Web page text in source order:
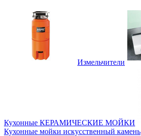
Измельчители
Кухонные КЕРАМИЧЕСКИЕ МОЙКИ
Кухонные мойки искусственный камень